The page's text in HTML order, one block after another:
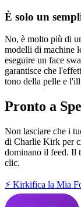
È solo un
No, è molto più di
modelli di machine
eseguire un face
garantisce che
tono della pelle e
Pronto a
Non lasciare che i
di Charlie Kirk per
dominano il feed. Il
clic.
⚡ Kirkifica la Mia